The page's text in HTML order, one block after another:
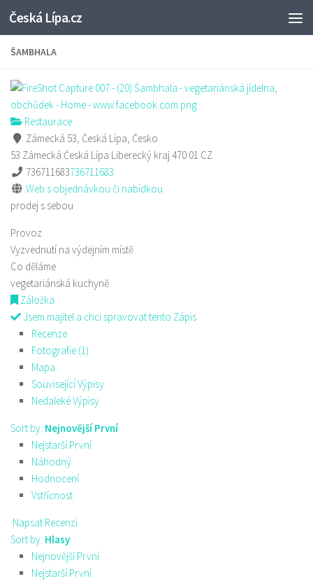
Skip to content
Česká Lípa.cz
ŠAMBHALA
Restaurace
Zámecká 53, Česká Lípa, Česko
53 Zámecká Česká Lípa Liberecký kraj470 01 CZ
736711683736711683
Web s objednávkou či nabídkou
prodej s sebou
Provoz
Vyzvednutí na výdejním místě
Co děláme
vegetariánská kuchyně
Záložka
Jsem majitel a chci spravovat tento Zápis
Recenze
Fotografie (1)
Mapa
Související Výpisy
Nedaleké Výpisy
Sort by: Nejnovější První
Nejstarší První
Náhodný
Hodnocení
Vstřícnost
Napsat Recenzi
Sort by: Hlasy
Nejnovější První
Nejstarší První